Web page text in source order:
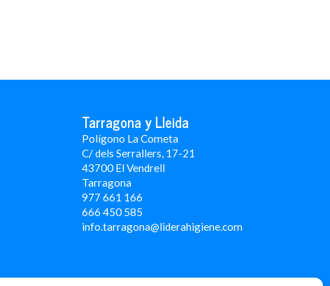
Tarragona y Lleida
Polígono La Cometa
C/ dels Serrallers, 17-21
43700 El Vendrell
Tarragona
977 661 166
666 450 585
info.tarragona@liderahigiene.com